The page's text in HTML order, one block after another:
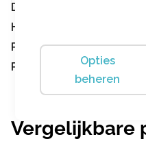
Demping:
Hakhoogte:
Product nummer:
Product omschrijving:
Vergelijkbare
Opties
beheren